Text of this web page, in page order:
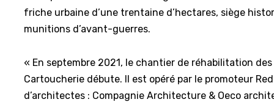
friche urbaine d’une trentaine d’hectares, siège
munitions d’avant-guerres.
« En septembre 2021, le chantier de réhabilitation des
Cartoucherie débute. Il est opéré par le promoteur
d’architectes : Compagnie Architecture & Oeco